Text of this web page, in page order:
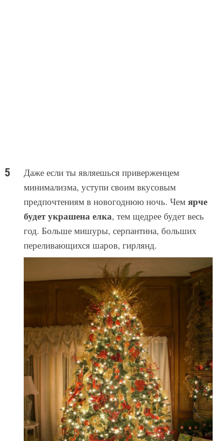
Даже если ты являешься приверженцем
минимализма, уступи своим вкусовым
предпочтениям в новогоднюю ночь. Чем ярче
будет украшена елка, тем щедрее будет весь
год. Больше мишуры, серпантина, больших
переливающихся шаров, гирлянд.